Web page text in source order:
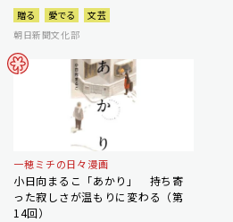
贈る 愛でる
文芸
朝日新聞文化部
一穂ミチの日々漫画
小日向まるこ「あかり」 持ち寄
った寂しさが温もりに変わる（第
14回）